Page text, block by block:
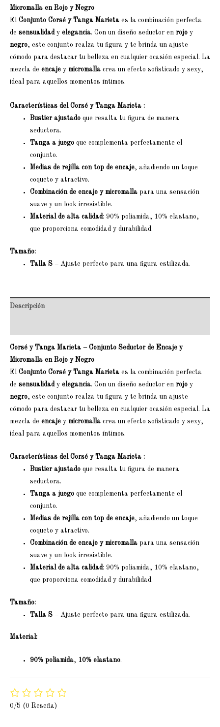
Micromalla en Rojo y Negro
El Conjunto Corsé y Tanga Marieta es la combinación perfecta
de sensualidady elegancia. Con un diseño seductor en rojo y
negro, este conjunto realza tu figura y te brinda un ajuste
cómodo para destacar tu belleza en cualquier ocasión especial. La
mezcla de encaje y micromalla crea un efecto sofisticado y sexy,
ideal para aquellos momentos íntimos.
Características del Corsé y Tanga Marieta :
Bustier ajustado que resalta tu figura de manera
seductora.
Tanga a juego que complementa perfectamente el
conjunto.
Medias de rejilla con top de encaje, añadiendo un toque
coqueto y atractivo.
Combinación de encaje y micromalla para una sensación
suave y un look irresistible.
Material de alta calidad: 90% poliamida, 10% elastano,
que proporciona comodidad y durabilidad.
Tamaño:
Talla S – Ajuste perfecto para una figura estilizada.
Descripción
Corsé y Tanga Marieta – Conjunto Seductor de Encaje y
Micromalla en Rojo y Negro
El Conjunto Corsé y Tanga Marieta es la combinación perfecta
de sensualidady elegancia. Con un diseño seductor en rojo y
negro, este conjunto realza tu figura y te brinda un ajuste
cómodo para destacar tu belleza en cualquier ocasión especial. La
mezcla de encaje y micromalla crea un efecto sofisticado y sexy,
ideal para aquellos momentos íntimos.
Características del Corsé y Tanga Marieta :
Bustier ajustado que resalta tu figura de manera
seductora.
Tanga a juego que complementa perfectamente el
conjunto.
Medias de rejilla con top de encaje, añadiendo un toque
coqueto y atractivo.
Combinación de encaje y micromalla para una sensación
suave y un look irresistible.
Material de alta calidad: 90% poliamida, 10% elastano,
que proporciona comodidad y durabilidad.
Tamaño:
Talla S – Ajuste perfecto para una figura estilizada.
Material:
90% poliamida, 10% elastano.
0/5 (0 Reseña)